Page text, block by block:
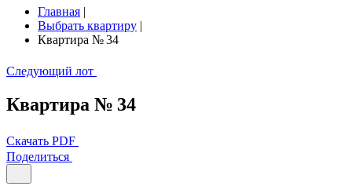
Главная |
Выбрать квартиру |
Квартира № 34
Следующий лот
Квартира № 34
Скачать PDF
Поделиться